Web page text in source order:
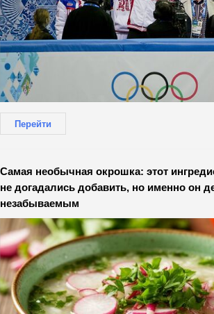
Перейти
Самая необычная окрошка: этот
не догадались добавить, но именно он
незабываемым